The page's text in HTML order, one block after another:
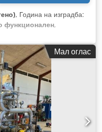
, Година на изградба:
функционален,
Мал оглас